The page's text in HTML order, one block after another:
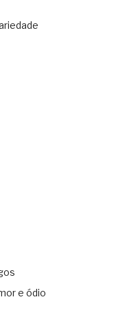
e ódio